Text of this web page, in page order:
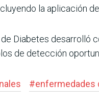
la aplicación
de Diabetes
de detección
#enfermedades